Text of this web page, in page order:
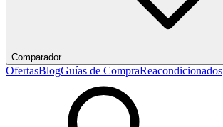
Comparador
OfertasBlogGuías de CompraReacondicionados